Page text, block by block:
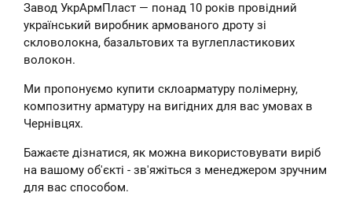
Завод УкрАрмПласт — понад 10 років провідний
український виробник армованого дроту зі
скловолокна, базальтових та вуглепластикових
волокон.
Ми пропонуємо купити склоарматуру полімерну,
композитну арматуру на вигідних для вас умовах в
Чернівцях.
Бажаєте дізнатися, як можна використовувати виріб
на вашому об'єкті - зв'яжіться з менеджером зручним
для вас способом.